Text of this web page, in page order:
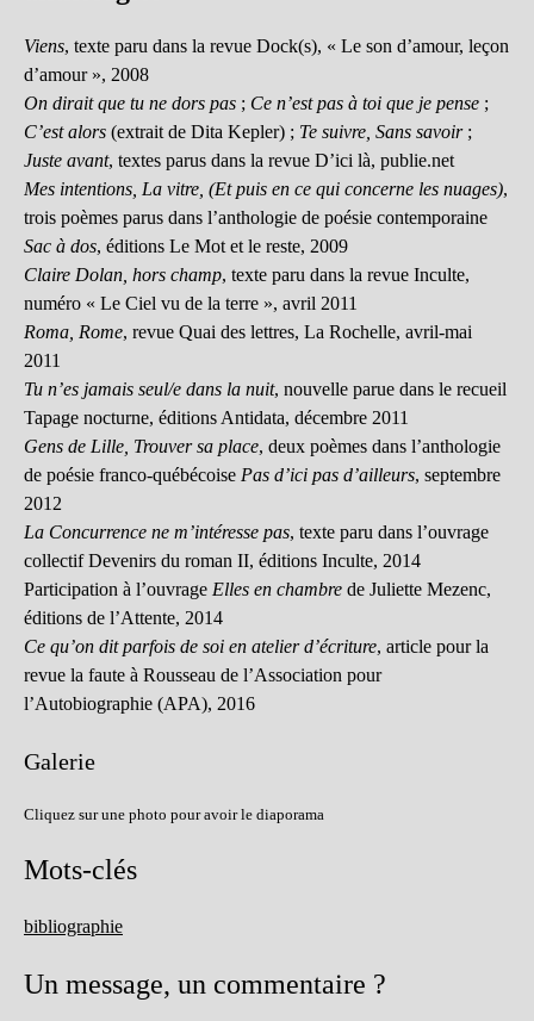
Viens, texte paru dans la revue Dock(s), « Le son d’amour, leçon
d’amour », 2008
On dirait que tu ne dors pas ; Ce n’est pas à toi que je pense ;
C’est alors (extrait de Dita Kepler) ; Te suivre, Sans savoir;
Juste avant, textes parus dans la revue D’ici là, publie.net
Mes intentions, La vitre, (Et puis en ce qui concerne les nuages),
trois poèmes parus dans l’anthologie de poésie contemporaine
Sac à dos, éditions Le Mot et le reste, 2009
Claire Dolan, hors champ, texte paru dans la revue Inculte,
numéro « Le Ciel vu de la terre », avril 2011
Roma, Rome, revue Quai des lettres, La Rochelle, avril-mai
2011
Tu n’es jamais seul/e dans la nuit, nouvelle parue dans le recueil
Tapage nocturne, éditions Antidata, décembre 2011
Gens de Lille, Trouver sa place, deux poèmes dans l’anthologie
de poésie franco-québécoise Pas d’ici pas d’ailleurs, septembre
2012
La Concurrence ne m’intéresse pas, texte paru dans l’ouvrage
collectif Devenirs du roman II, éditions Inculte, 2014
Participation à l’ouvrage Elles en chambre de Juliette Mezenc,
éditions de l’Attente, 2014
Ce qu’on dit parfois de soi en atelier d’écriture, article pour la
revue la faute à Rousseau de l’Association pour
l’Autobiographie (APA), 2016
Galerie
Cliquez sur une photo pour avoir le diaporama
Mots-clés
bibliographie
Un message, un commentaire ?